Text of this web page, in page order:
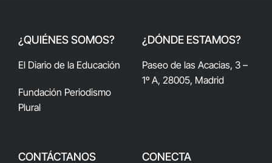
¿QUIÉNES SOMOS?
El Diario de la Educación
Fundación Periodismo
Plural
¿DÓNDE ESTAMOS?
Paseo de las Acacias, 3 –
1º A, 28005, Madrid
CONTÁCTANOS CONECTA